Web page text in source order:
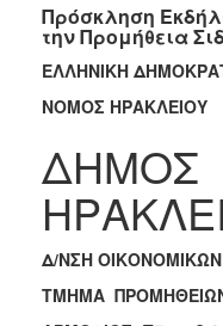
2022
2021
2020
2018
2017
2016
2015
Πρόσκληση
την Προμήθεια
ΕΛΛΗΝΙΚΗ
ΝΟΜΟΣ ΗΡΑΚΛΕΙΟΥ
ΔΗΜΟΣ
Δ/ΝΣΗ ΟΙΚΟΝΟΜΙΚΩΝ
ΤΜΗΜΑ